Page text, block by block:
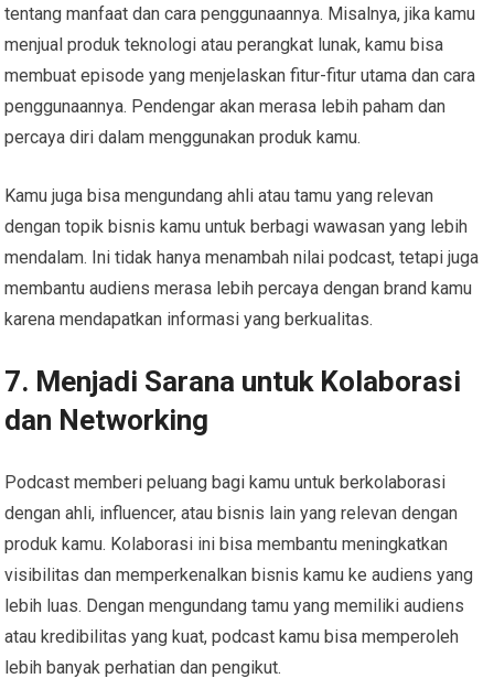
tentang manfaat dan cara penggunaannya. Misalnya, jika kamu
menjual produk teknologi atau perangkat lunak, kamu bisa
membuat episode yang menjelaskan fitur-fitur utama dan cara
penggunaannya. Pendengar akan merasa lebih paham dan
percaya diri dalam menggunakan produk kamu.
Kamu juga bisa mengundang ahli atau tamu yang relevan
dengan topik bisnis kamu untuk berbagi wawasan yang lebih
mendalam. Ini tidak hanya menambah nilai podcast, tetapi juga
membantu audiens merasa lebih percaya dengan brand kamu
karena mendapatkan informasi yang berkualitas.
7. Menjadi Sarana untuk Kolaborasi
dan Networking
Podcast memberi peluang bagi kamu untuk berkolaborasi
dengan ahli, influencer, atau bisnis lain yang relevan dengan
produk kamu. Kolaborasi ini bisa membantu meningkatkan
visibilitas dan memperkenalkan bisnis kamu ke audiens yang
lebih luas. Dengan mengundang tamu yang memiliki audiens
atau kredibilitas yang kuat, podcast kamu bisa memperoleh
lebih banyak perhatian dan pengikut.